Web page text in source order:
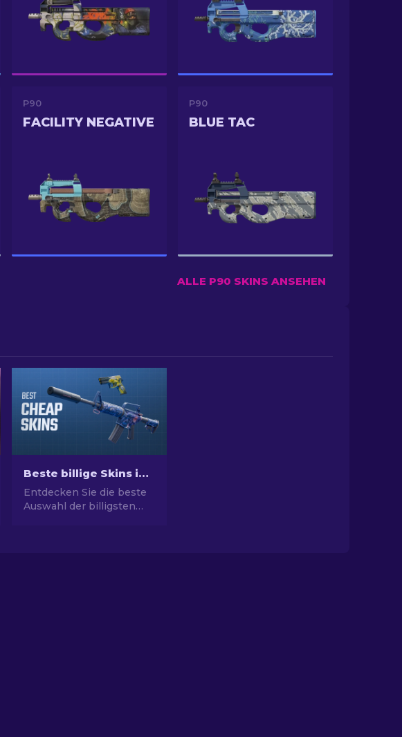
P90
FACILITY NEGATIVE
P90
BLUE TAC
ALLE P90 SKINS ANSEHEN
Beste billige Skins in CS2 [2026]
Entdecken Sie die beste
Auswahl der billigsten